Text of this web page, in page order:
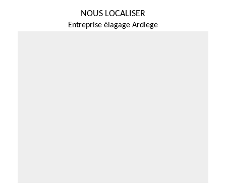
NOUS LOCALISER
Entreprise élagage Ardiege